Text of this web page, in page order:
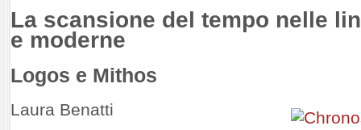
La scansione del tempo nelle
e moderne
Logos e Mithos
Laura Benatti